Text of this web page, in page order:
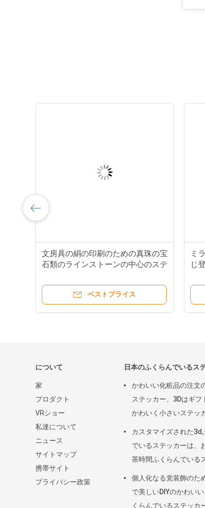
文房具の絹の印刷のための真珠の宝
石類のラインストーンの中心のステ
ベストプライス
ミ
じ
について
家
プロダクト
VRショー
私達について
ニュース
サイトマップ
携帯サイト
プライバシー政策
日本のふくらんでいるス
かわいい化粧品の注文
ステッカー、3Dはギフ
かわいく小さいステッ
カスタマイズされた3d
でいるステッカーは、
茶時間ふくらんでいる
ーをポリ塩化ビニール+
らかいます
個人化なる党装飾のた
で美しいDIYのかわい
くらんでいるステッカ